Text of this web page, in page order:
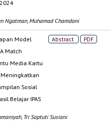
Ngatman, Muhamad Chamdani
Model
Match
Media Kartu
Sosial
Belajar IPAS
Abstract PDF
Tri Saptuti Susiani